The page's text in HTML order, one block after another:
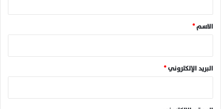
*
الاسم*
البريد الإلكتروني*